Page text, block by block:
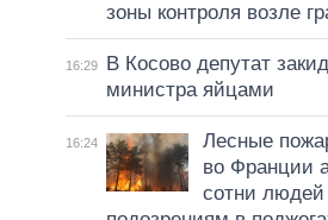
зоны контроля возле
16:29
В Косово депутат
министра яйцами
16:24
Лесные
во Франции
сотни людей